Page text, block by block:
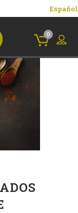
Español
0